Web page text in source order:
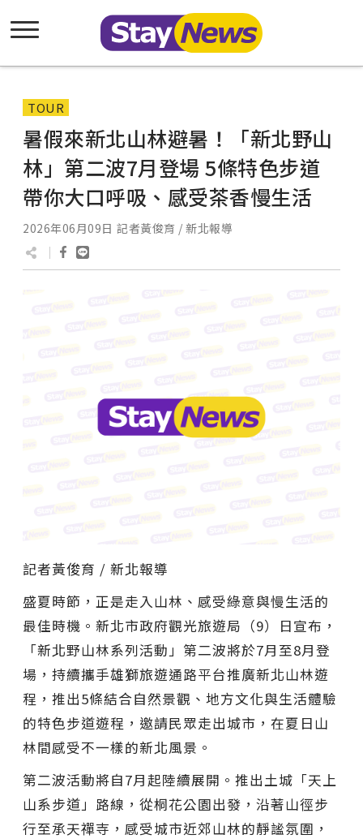
TOUR
暑假來新北山林避暑！「新北野山
林」第二波7月登場 5條特色步道
帶你大口呼吸、感受茶香慢生活
2026年06月09日 記者黃俊育 / 新北報導
記者黃俊育 / 新北報導
盛夏時節，正是走入山林、感受綠意與慢生活的
最佳時機。新北市政府觀光旅遊局（9）日宣布，
「新北野山林系列活動」第二波將於7月至8月登
場，持續攜手雄獅旅遊通路平台推廣新北山林遊
程，推出5條結合自然景觀、地方文化與生活體驗
的特色步道遊程，邀請民眾走出城市，在夏日山
林間感受不一樣的新北風景。
第二波活動將自7月起陸續展開。推出土城「天上
山系步道」路線，從桐花公園出發，沿著山徑步
行至承天禪寺，感受城市近郊山林的靜謐氛圍，